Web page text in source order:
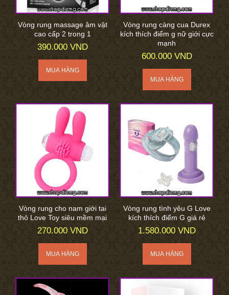
Vòng rung massage âm vật
cao cấp 2 trong 1
390.000 VND
Vòng rung càng cua Durex
kích thích điểm g nữ giới cực
mạnh
600.000 VND
Vòng rung cho nam giới tai
thỏ Love Toy siêu mềm mại
270.000 VND
Vòng rung tình yêu G Love
kích thích điểm G giá rẻ
1.580.000 VND